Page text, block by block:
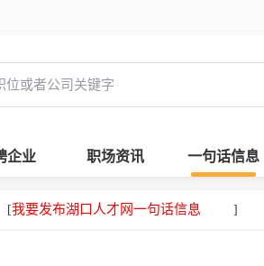
企业 职场资讯 一句话信息
[我要发布湖口人才网一句话信息 ]